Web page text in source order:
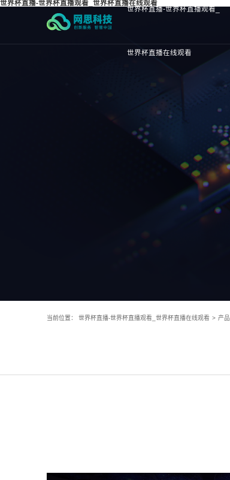
世界杯直播-世界杯直播观看_世界杯直播在线观看
世界杯直播-世界杯直播观看_
世界杯直播在线观看
当前位置： 世界杯直播-世界杯直播观看_世界杯直播在线观看 > 产